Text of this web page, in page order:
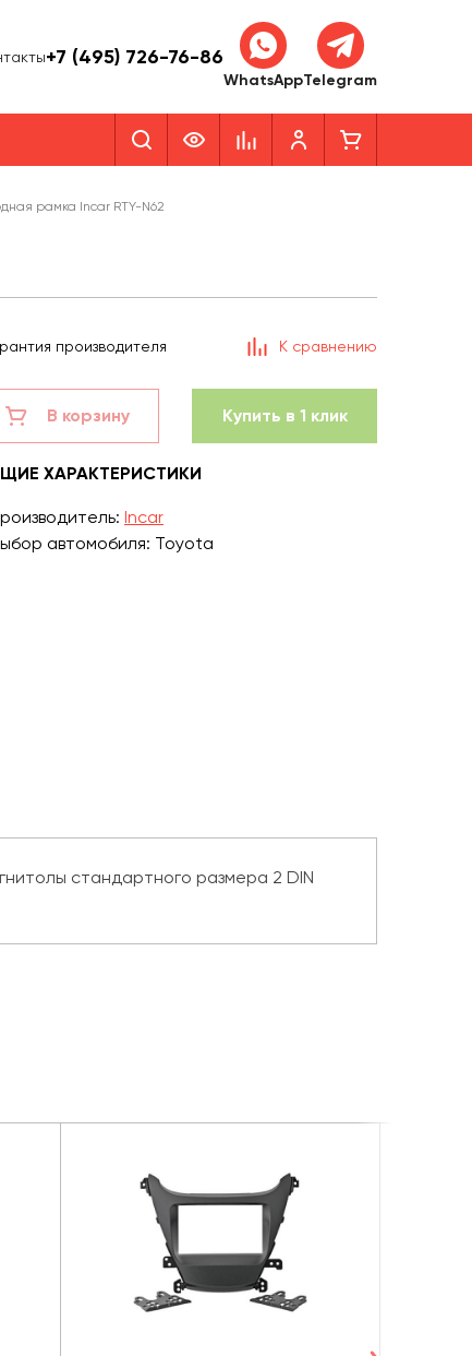
+7 (495) 726-76-86
WhatsAppTelegram
рамка Incar RTY-N62
производителя К сравнению
В корзину Купить в 1 клик
ХАРАКТЕРИСТИКИ
Incar
автомобиля: Toyota
стандартного размера 2 DIN